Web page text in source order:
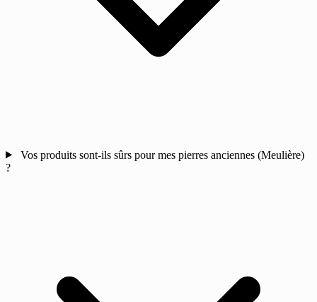
Vos produits sont-ils sûrs pour mes pierres anciennes (Meulière)
?